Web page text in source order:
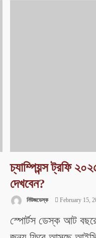
চ্যাম্পিয়ন্স ট্রফি
দেখবেন?
নিউজডেস্ক February 15,
স্পোর্টস ডেস্ক আট